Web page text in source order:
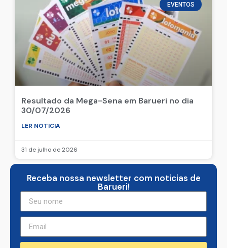
EVENTOS
Resultado da Mega-Sena em Barueri no dia
30/07/2026
LER NOTICIA
31 de julho de 2026
Receba nossa newsletter com noticias de
Barueri!